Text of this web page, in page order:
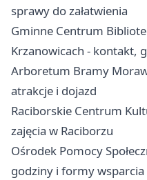
sprawy do załatwienia
Gminne Centrum
Krzanowicach - kontakt,
Arboretum Bramy
atrakcje i dojazd
Raciborskie Centrum
zajęcia w Raciborzu
Ośrodek Pomocy
godziny i formy wsparcia